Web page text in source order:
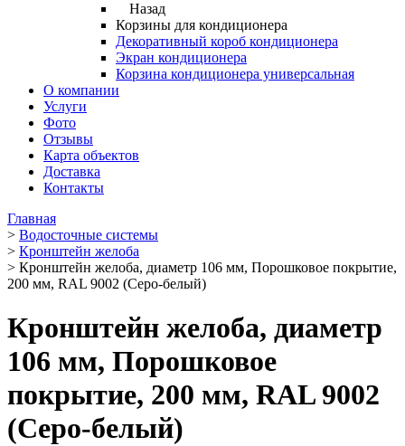
Назад
Корзины для кондиционера
Декоративный короб кондиционера
Экран кондиционера
Корзина кондиционера универсальная
О компании
Услуги
Фото
Отзывы
Карта объектов
Доставка
Контакты
Главная
> Водосточные системы
> Кронштейн желоба
> Кронштейн желоба, диаметр 106 мм, Порошковое покрытие,
200 мм, RAL 9002 (Серо-белый)
Кронштейн желоба, диаметр
106 мм, Порошковое
покрытие, 200 мм, RAL 9002
(Серо-белый)